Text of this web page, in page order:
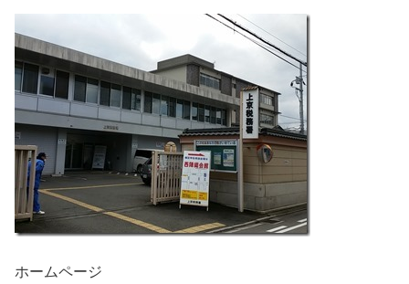
ホームページ